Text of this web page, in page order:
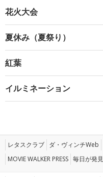
花火大会
夏休み（夏祭り）
紅葉
イルミネーション
レタスクラブ ダ・ヴィンチWeb
MOVIE WALKER PRESS 毎日が発